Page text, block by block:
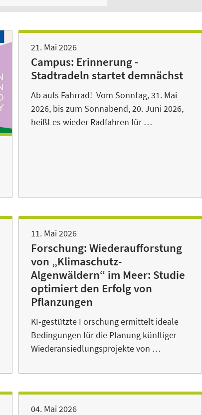
21. Mai 2026
Campus: Erinnerung -
Stadtradeln startet demnächst
Ab aufs Fahrrad! Vom Sonntag, 31. Mai
2026, bis zum Sonnabend, 20. Juni 2026,
heißt es wieder Radfahren für …
11. Mai 2026
Forschung: Wiederaufforstung
von „Klimaschutz-
Algenwäldern“ im Meer: Studie
optimiert den Erfolg von
Pflanzungen
KI-gestützte Forschung ermittelt ideale
Bedingungen für die Planung künftiger
Wiederansiedlungsprojekte von …
04. Mai 2026